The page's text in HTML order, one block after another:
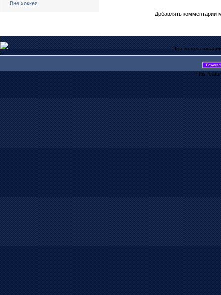
Вне хоккея
Добавлять комментарии
При
This